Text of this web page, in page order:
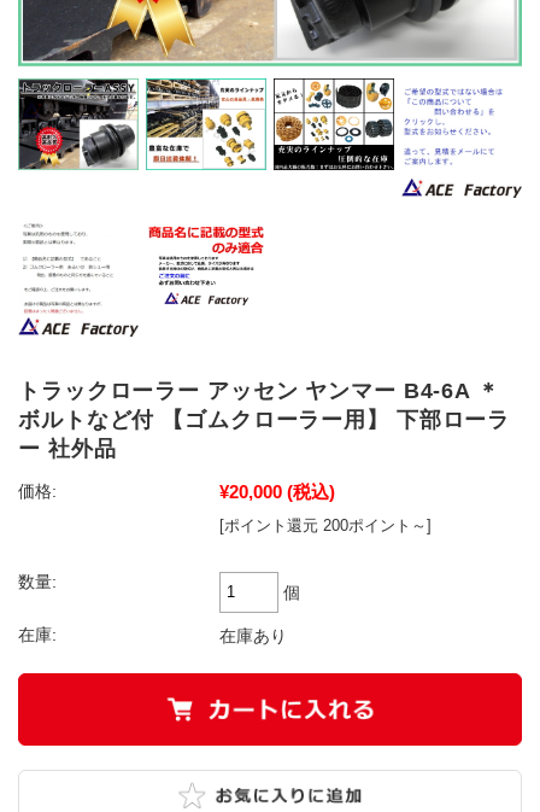
トラックローラー アッセン ヤンマー B4-6A ＊
ボルトなど付 【ゴムクローラー用】 下部ローラ
ー 社外品
価格: ¥20,000 (税込)
[ポイント還元 200ポイント～]
数量:
個
在庫: 在庫あり